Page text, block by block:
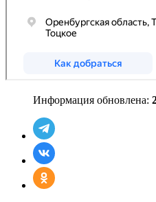
Информация обновлена: